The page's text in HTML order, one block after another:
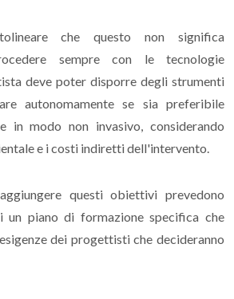
che questo non significa
sempre con le tecnologie
deve poter disporre degli strumenti
autonomamente se sia preferibile
in modo non invasivo, considerando
e i costi indiretti dell'intervento.
questi obiettivi prevedono
un piano di formazione specifica che
dei progettisti che decideranno